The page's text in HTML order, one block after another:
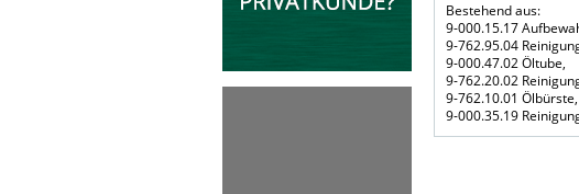
Bestehend aus:
9-000.15.17
9-762.95.04
9-000.47.02 Öltube,
9-762.20.02
9-762.10.01 Ölbürste,
9-000.35.19